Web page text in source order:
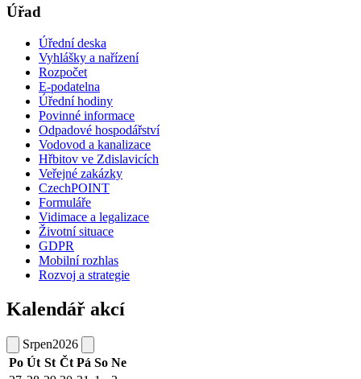
Úřad
Úřední deska
Vyhlášky a nařízení
Rozpočet
E-podatelna
Úřední hodiny
Povinné informace
Odpadové hospodářství
Vodovod a kanalizace
Hřbitov ve Zdislavicích
Veřejné zakázky
CzechPOINT
Formuláře
Vidimace a legalizace
Životní situace
GDPR
Mobilní rozhlas
Rozvoj a strategie
Kalendář akcí
Srpen2026
Po Út St Čt Pá So Ne